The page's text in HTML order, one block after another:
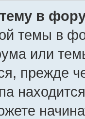
в
темы в
или
прежде